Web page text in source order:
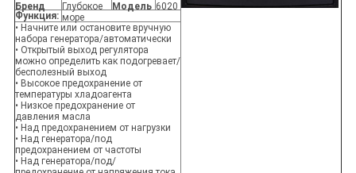
Бренд
Глубокое
море
Модель 6020
Функция:
• Начните или остановите вручную
набора генератора/автоматически
• Открытый выход регулятора
можно определить как подогревает/
бесполезный выход
• Высокое предохранение от
температуры хладоагента
• Низкое предохранение от
давления масла
• Над предохранением от нагрузки
• Над генератора/под
предохранением от частоты
• Над генератора/под/